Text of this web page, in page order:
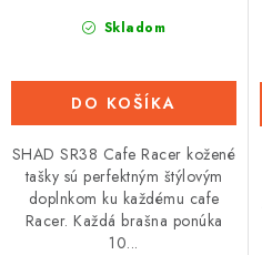
Skladom
DO KOŠÍKA
SHAD SR38 Cafe Racer kožené
tašky sú perfektným štýlovým
doplnkom ku každému cafe
Racer. Každá brašna ponúka
10...